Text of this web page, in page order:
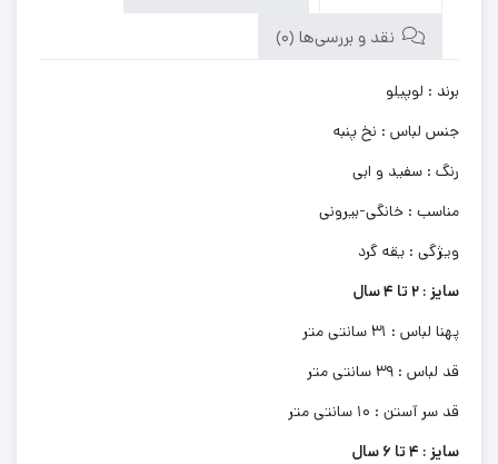
نقد و بررسی‌ها (0)
برند : لوپیلو
جنس لباس : نخ پنبه
رنگ : سفید و ابی
مناسب : خانگی-بیرونی
ویژگی : یقه گرد
سایز : 2 تا 4 سال
پهنا لباس : 31 سانتی متر
قد لباس : 39 سانتی متر
قد سر آستن : 10 سانتی متر
سایز : 4 تا 6 سال